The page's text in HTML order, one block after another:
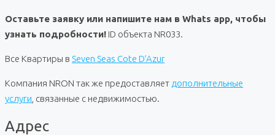
Оставьте заявку или напишите нам в Whats app, чтобы
узнать подробности! ID объекта NR033.
Все Квартиры в Seven Seas Cote D’Azur
Компания NRON так же предоставляет дополнительные
услуги , связанные с недвижимостью.
Адрес